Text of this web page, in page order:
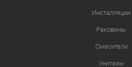
Инсталляции
Раковины
Смесители
Унитазы